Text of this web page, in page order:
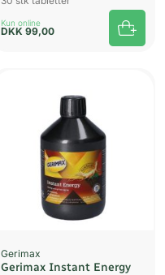
Kun online
DKK 99,00
Gerimax
Gerimax Instant Energy